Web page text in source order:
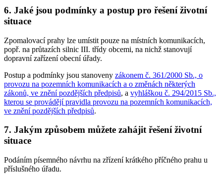
6. Jaké jsou podmínky a postup pro řešení životní
situace
Zpomalovací prahy lze umístit pouze na místních komunikacích,
popř. na průtazích silnic III. třídy obcemi, na nichž stanovují
dopravní zařízení obecní úřady.
Postup a podmínky jsou stanoveny zákonem č. 361/2000 Sb., o
provozu na pozemních komunikacích a o změnách některých
zákonů, ve znění pozdějších předpisů, a vyhláškou č. 294/2015 Sb.,
kterou se provádějí pravidla provozu na pozemních komunikacích,
ve znění pozdějších předpisů.
7. Jakým způsobem můžete zahájit řešení životní
situace
Podáním písemného návrhu na zřízení krátkého příčného prahu u
příslušného úřadu.